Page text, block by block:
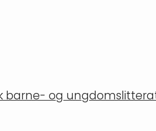
barne- og